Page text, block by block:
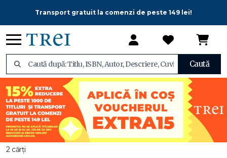
Transport gratuit la comenzi de peste 149 lei!
Caută
2 cărți